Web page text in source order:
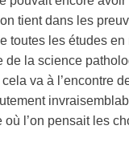
tient dans les
toutes les études
la science
va à l’encontre
l’on pensait les